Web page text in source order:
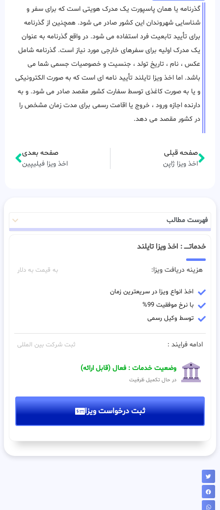
گذرنامه یا همان پاسپورت یک مدرک هویتی است که برای سفر و
شناسایی شهروندان این کشور صادر می شود. همچنین از گذرنامه
برای تأیید تابعیت فرد استفاده می شود. در واقع گذرنامه به عنوان
یک مدرک اولیه برای سفرهای خارجی مورد نیاز است. گذرنامه شامل
عکس ، نام ، تاریخ تولد ، جنسیت و خصوصیات جسمی شما می
باشد. اما اخذ ویزا تایلند تأیید نامه ای است که به صورت الکترونیکی
و یا به صورت کاغذی توسط سفارت کشور مقصد صادر می شود. و به
دارنده اجازه ورود ، خروج یا اقامت رسمی برای مدت زمان مشخص را
در کشور مقصد می دهد.
صفحه قبلی
اخذ ویزا ژاپن
صفحه بعدی
اخذ ویزا فیلیپین
فهرست مطالب
خدماتـــــ : اخذ ویزا تایلند
هزینه دریافت ویزا: به قیمت به دلار
اخذ انواع ویزا در سریعترین زمان
با نرخ موفقیت 99%
توسط وکیل رسمی
ادامه فرایند : ثبت شرکت بین المللی
وضعیت خدمات : فعال (قابل ارائه)
در حال تکمیل ظرفیت
ثبت درخواست ویزا